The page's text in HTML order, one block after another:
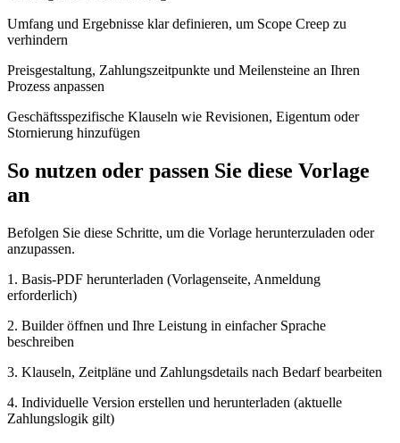
Umfang und Ergebnisse klar definieren, um Scope Creep zu
verhindern
Preisgestaltung, Zahlungszeitpunkte und Meilensteine an Ihren
Prozess anpassen
Geschäftsspezifische Klauseln wie Revisionen, Eigentum oder
Stornierung hinzufügen
So nutzen oder passen Sie diese Vorlage
an
Befolgen Sie diese Schritte, um die Vorlage herunterzuladen oder
anzupassen.
1. Basis-PDF herunterladen (Vorlagenseite, Anmeldung
erforderlich)
2. Builder öffnen und Ihre Leistung in einfacher Sprache
beschreiben
3. Klauseln, Zeitpläne und Zahlungsdetails nach Bedarf bearbeiten
4. Individuelle Version erstellen und herunterladen (aktuelle
Zahlungslogik gilt)